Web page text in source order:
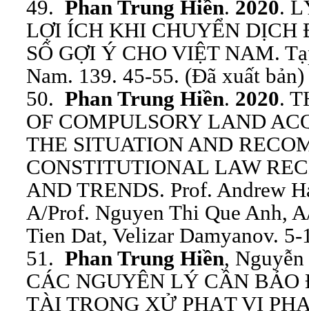
49. Phan Trung Hiền. 2020.
LỢI ÍCH KHI CHUYỂN DỊCH
SỐ GỢI Ý CHO VIỆT NAM.
Nam. 139. 45-55. (Đã xuất bản)
50. Phan Trung Hiền. 2020.
OF COMPULSORY LAND
THE SITUATION AND
CONSTITUTIONAL LAW
AND TRENDS. Prof. Andrew
A/Prof. Nguyen Thi Que Anh,
Tien Dat, Velizar Damyanov.
51. Phan Trung Hiền,
CÁC NGUYÊN LÝ CẦN
TÀI TRONG XỬ PHẠT VI